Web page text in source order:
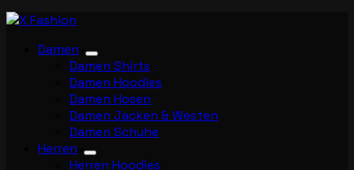
Damen
Damen Shirts
Damen Hoodies
Damen Hosen
Damen Jacken & Westen
Damen Schuhe
Herren
Herren Hoodies